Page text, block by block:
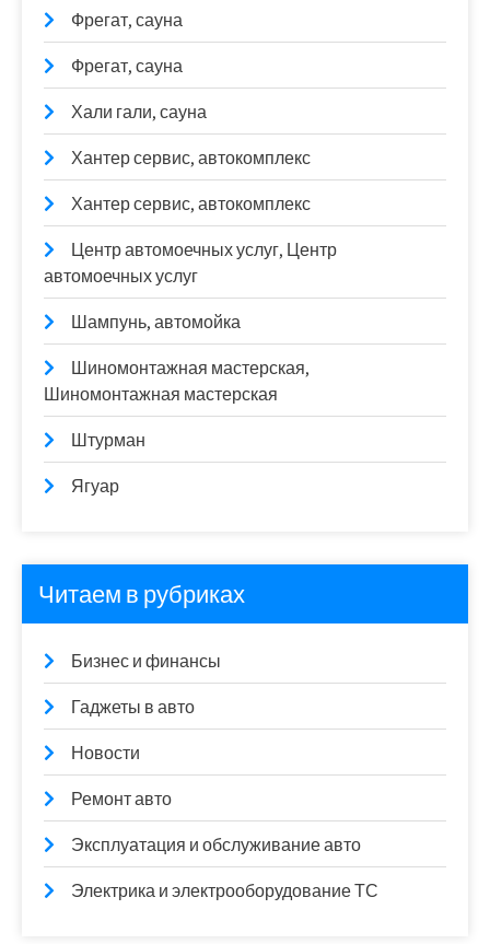
Фрегат, сауна
Фрегат, сауна
Хали гали, сауна
Хантер сервис, автокомплекс
Хантер сервис, автокомплекс
Центр автомоечных услуг, Центр
автомоечных услуг
Шампунь, автомойка
Шиномонтажная мастерская,
Шиномонтажная мастерская
Штурман
Ягуар
Читаем в рубриках
Бизнес и финансы
Гаджеты в авто
Новости
Ремонт авто
Эксплуатация и обслуживание авто
Электрика и электрооборудование ТС